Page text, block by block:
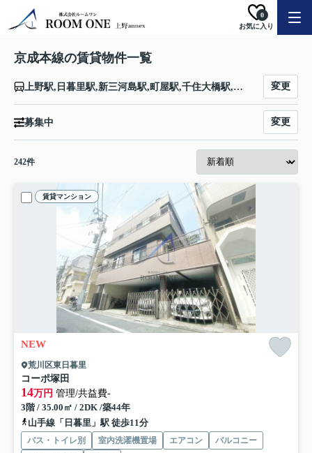
お気に入り
0
京成本線の賃貸物件一覧
上野駅,日暮里駅,新三河島駅,町屋駅,千住大橋駅,京成関屋駅,堀切菖蒲園駅,お花茶屋駅,青砥駅,京成高砂駅,京成小岩駅,江戸川駅,国府台駅,市川真間駅,菅野駅,本八幡駅,鬼越駅,京成中山駅,東中山駅,京成西船駅,海神駅,京成船橋駅,大神宮下駅,船橋競馬場駅,谷津駅,京成津田沼駅,京成大久保駅,実籾駅,八千代台駅,京成大和田駅,勝田台駅,志津駅,ユーカリが丘駅,京成臼井駅,京成佐倉駅,大佐倉駅,京成酒々井駅,宗吾参道駅,公津の杜駅,成田駅,東成田駅,空港第２ビル駅,成田空港駅 変更
募集中 変更
242件
賃貸マンション
NEW
荒川区東日暮里
コーポ塚田
14万円 管理/共益費-
3階 / 35.00㎡ / 2DK /築44年
山手線「日暮里」駅 徒歩11分
バス・トイレ別 室内洗濯機置場 エアコン
バルコニー